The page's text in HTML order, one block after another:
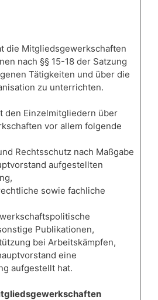
die Mitgliedsgewerkschaften
nach §§ 15-18 der Satzung
Tätigkeiten und über die
zu unterrichten.
den Einzelmitgliedern über
vor allem folgende
Rechtsschutz nach Maßgabe
aufgestellten
sowie fachliche
Publikationen,
bei Arbeitskämpfen,
eine
aufgestellt hat.